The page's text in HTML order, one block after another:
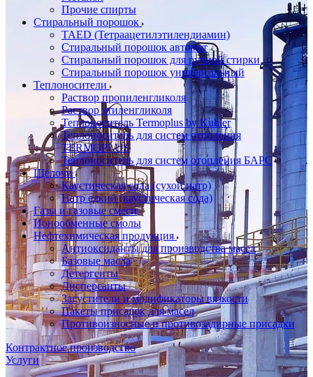
Прочие спирты
Стиральный порошок
TAED (Тетраацетилэтилендиамин)
Стиральный порошок автомат
Стиральный порошок для ручной стирки
Стиральный порошок универсальный
Теплоносители
Раствор пропиленгликоля
Раствор этиленгликоля
Теплоноситель Termoplus by Kuhler
Теплоноситель для систем отопления
TERMOPLUS
Теплоноситель для систем отопления БАРС
Щёлочи
Каустическая сода (сухой натр)
Натр едкий (каустическая сода)
Газы и газовые смеси
Ионообменные смолы
Нефтехимическая продукция
Антиоксиданты для производства масел
Базовые масла
Детергенты
Дисперсанты
Загустители и модификаторы вязкости
Пакеты присадок для масел
Противоизносные и противозадирные присадки
Контрактное производство
Услуги